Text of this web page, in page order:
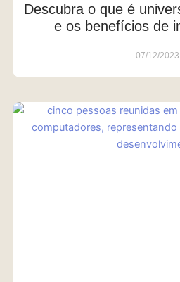
Descubra o que é
e os benefícios de
07/12/2023